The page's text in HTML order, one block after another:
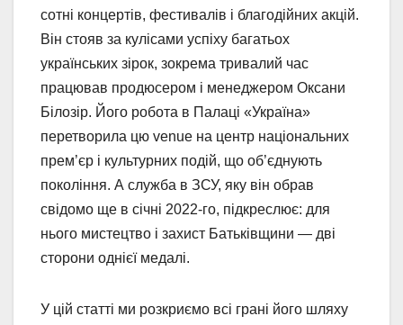
сотні концертів, фестивалів і благодійних акцій.
Він стояв за кулісами успіху багатьох
українських зірок, зокрема тривалий час
працював продюсером і менеджером Оксани
Білозір. Його робота в Палаці «Україна»
перетворила цю venue на центр національних
прем’єр і культурних подій, що об’єднують
покоління. А служба в ЗСУ, яку він обрав
свідомо ще в січні 2022-го, підкреслює: для
нього мистецтво і захист Батьківщини — дві
сторони однієї медалі.
У цій статті ми розкриємо всі грані його шляху